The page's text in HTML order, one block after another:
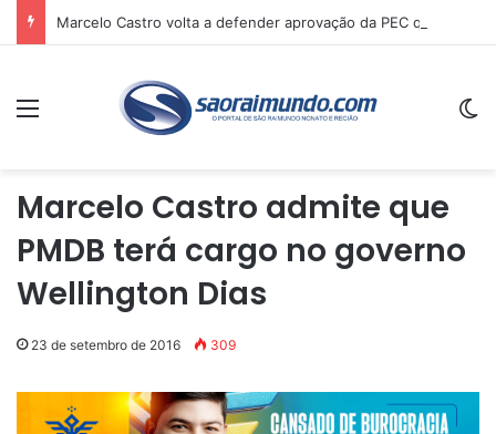
Menu
Marcelo Castro admite que
PMDB terá cargo no governo
Wellington Dias
23 de setembro de 2016 309